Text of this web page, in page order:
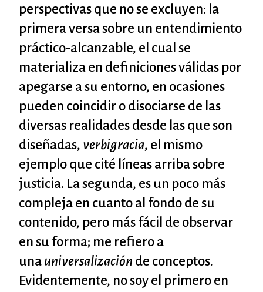
perspectivas que no se excluyen: la
primera versa sobre un entendimiento
práctico-alcanzable, el cual se
materializa en definiciones válidas por
apegarse a su entorno, en ocasiones
pueden coincidir o disociarse de las
diversas realidades desde las que son
diseñadas, verbigracia, el mismo
ejemplo que cité líneas arriba sobre
justicia. La segunda, es un poco más
compleja en cuanto al fondo de su
contenido, pero más fácil de observar
en su forma; me refiero a
una universalización de conceptos.
Evidentemente, no soy el primero en